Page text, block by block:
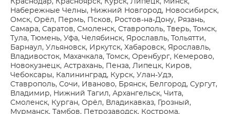
Краснодар, Красноярск, Курск, Липецк, Минск,
Набережные Челны, Нижний Новгород, Новосибирск,
Омск, Орёл, Пермь, Псков, Ростов-на-Дону, Рязань,
Самара, Саратов, Смоленск, Ставрополь, Тверь, Томск,
Тула, Тюмень, Уфа, Челябинск, Ярославль, Тольятти,
Барнаул, Ульяновск, Иркутск, Хабаровск, Ярославль,
Владивосток, Махачкала, Томск, Оренбург, Кемерово,
Новокузнецк, Астрахань, Пенза, Липецк, Киров,
Чебоксары, Калининград, Курск, Улан-Удэ,
Ставрополь, Сочи, Иваново, Брянск, Белгород, Сургут,
Владимир, Нижний Тагил, Архангельск, Чита,
Смоленск, Курган, Орёл, Владикавказ, Грозный,
Мурманск, Тамбов, Петрозаводск, Кострома,